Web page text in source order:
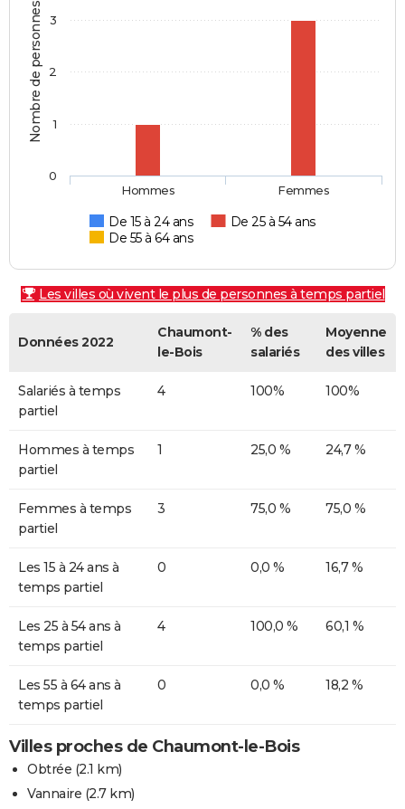
Nombre de personnes
De 15 à 24 ans
De 25 à 54 ans
De 55 à 64 ans
Hommes Femmes
0
1
2
3
Les villes où vivent le plus de personnes à temps partiel
Données 2022
Chaumont-
le-Bois
% des
salariés
Moyenne
des villes
Salariés à temps
partiel
4 100% 100%
Hommes à temps
partiel
1 25,0 % 24,7 %
Femmes à temps
partiel
3 75,0 % 75,0 %
Les 15 à 24 ans à
temps partiel
0 0,0 % 16,7 %
Les 25 à 54 ans à
temps partiel
4 100,0 % 60,1 %
Les 55 à 64 ans à
temps partiel
0 0,0 % 18,2 %
Villes proches de Chaumont-le-Bois
Obtrée (2.1 km)
Vannaire (2.7 km)